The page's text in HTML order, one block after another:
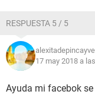
RESPUESTA 5 / 5
17 may 2018 a
Ayuda mi facebok